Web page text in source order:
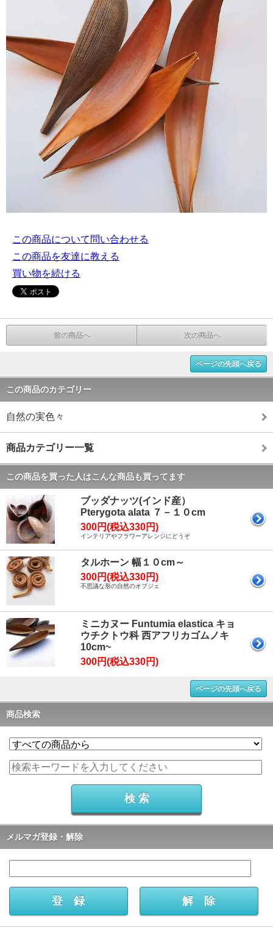
この商品について問い合わせる
この商品を友達に教える
買い物を続ける
前の商品へ 次の商品へ
ページの先頭へ戻る
この商品のカテゴリー
自然の実色々
商品カテゴリー一覧
この商品を買った人はこんな商品も買ってます
ブッダナッツ(インド産）
Pterygota alata ７－１０cm
300円(税込330円)
インテリアやフラワーアレンジにどうぞ
タルホーン 幅１０cm～
300円(税込330円)
不思議な形の自然のオブジェ
ミニカヌー Funtumia elastica キョ
ウチクトウ科 西アフリカゴムノキ
10cm~
300円(税込330円)
ページの先頭へ戻る
商品検索
メルマガ登録・解除